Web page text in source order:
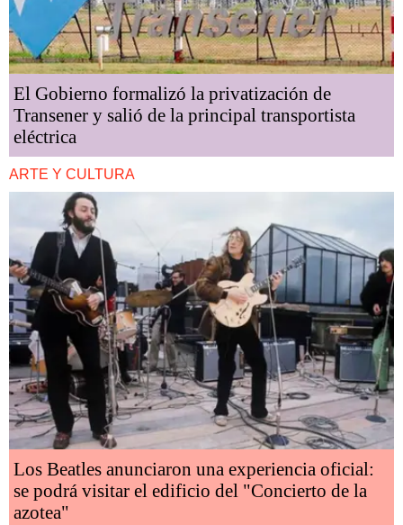
El Gobierno formalizó la privatización de
Transener y salió de la principal transportista
eléctrica
ARTE Y CULTURA
Los Beatles anunciaron una experiencia oficial:
se podrá visitar el edificio del "Concierto de la
azotea"